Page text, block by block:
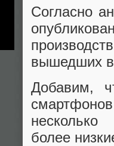
Согласно
вышедших в
Добавим,
несколько
более